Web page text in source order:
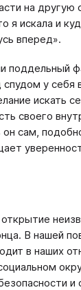
на другую
я искала и
вперед».
поддельный
у себя
искать
своего
сам,
В нашей
в наших
и